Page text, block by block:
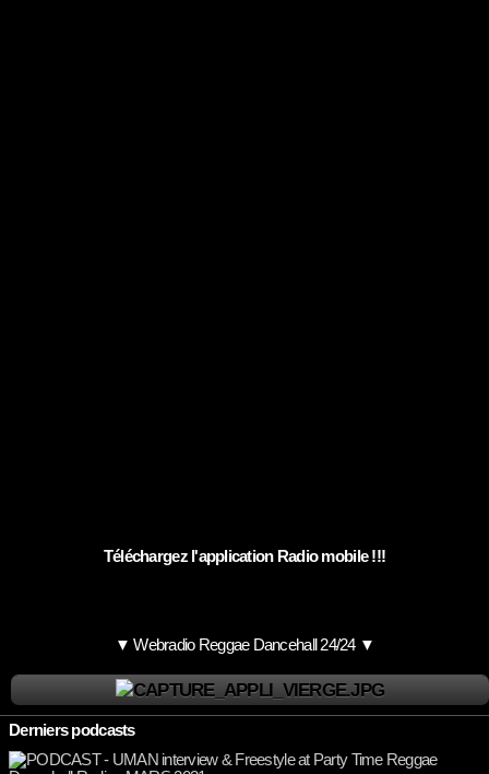
Téléchargez l'application Radio mobile !!!
▼ Webradio Reggae Dancehall 24/24 ▼
Derniers podcasts